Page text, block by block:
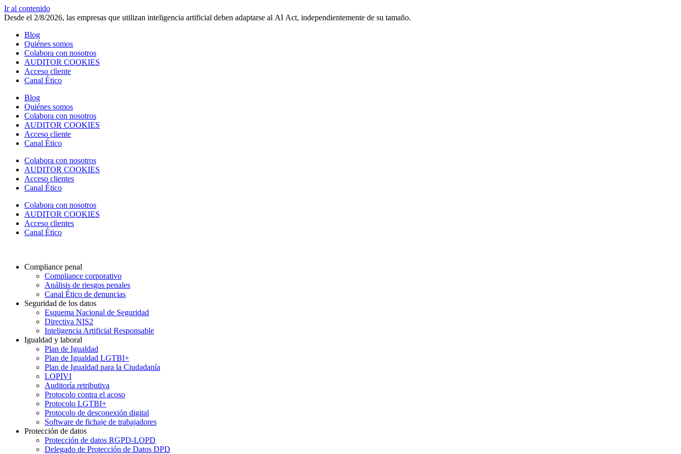
Ir al contenido
Desde el 2/8/2026, las empresas que utilizan inteligencia artificial deben adaptarse al AI Act, independientemente de su tamaño.
Blog
Quiénes somos
Colabora con nosotros
AUDITOR COOKIES
Acceso cliente
Canal Ético
Blog
Quiénes somos
Colabora con nosotros
AUDITOR COOKIES
Acceso cliente
Canal Ético
Colabora con nosotros
AUDITOR COOKIES
Acceso clientes
Canal Ético
Colabora con nosotros
AUDITOR COOKIES
Acceso clientes
Canal Ético
Compliance penal
Compliance corporativo
Análisis de riesgos penales
Canal Ético de denuncias
Seguridad de los datos
Esquema Nacional de Seguridad
Directiva NIS2
Inteligencia Artificial Responsable
Igualdad y laboral
Plan de Igualdad
Plan de Igualdad LGTBI+
Plan de Igualdad para la Ciudadanía
LOPIVI
Auditoría retributiva
Protocolo contra el acoso
Protocolo LGTBI+
Protocolo de desconexión digital
Software de fichaje de trabajadores
Protección de datos
Protección de datos RGPD-LOPD
Delegado de Protección de Datos DPD